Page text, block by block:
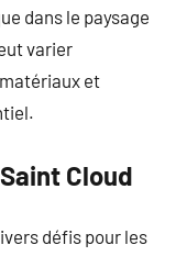
dans le paysage
varier
et
Cloud
défis pour les